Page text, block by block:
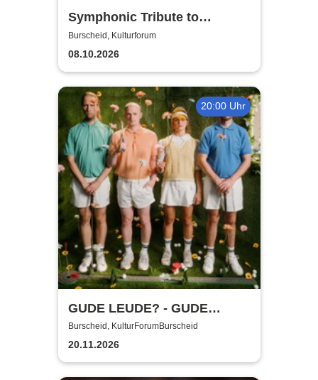
Symphonic Tribute to
Metallica
Burscheid, Kulturforum
08.10.2026
20:00 Uhr
GUDE LEUDE? - GUDE
SHOW!
Burscheid, KulturForumBurscheid
20.11.2026